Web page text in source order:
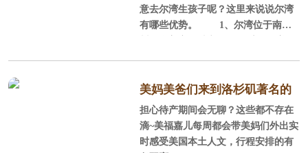
意去尔湾生孩子呢？这里来说说尔湾
有哪些优势。 1、尔湾位于南加
靠广大的圣塔安娜山脉，这里阳光充
沛，气候温和，风景秀丽，环境优
美，平均每年286天的晴天，平均每年
降雨量300mm，年平均气温为17.
美妈美爸们来到洛杉矶著名的
staples球场感受NBA球赛
担心待产期间会无聊？这些都不存在
滴~美福嘉儿每周都会带美妈们外出实
时感受美国本土人文，行程安排的有